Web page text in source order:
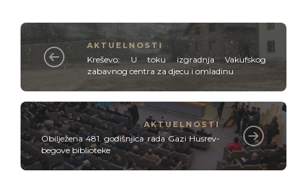
AKTUELNOSTI
Kreševo: U toku izgradnja Vakufskog
zabavnog centra za djecu i omladinu
AKTUELNOSTI
Obilježena 481. godišnjica rada Gazi Husrev-
begove biblioteke